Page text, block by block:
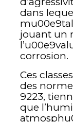
dans
jouant un
corrosion.
Ces
des
9223,
que